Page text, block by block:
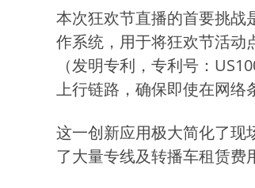
本次狂欢节直播的首要挑战
作系统，用于将狂欢节活动
（发明专利，专利号：
上行链路，确保即使在网络
这一创新应用极大简化了现
了大量专线及转播车租赁费